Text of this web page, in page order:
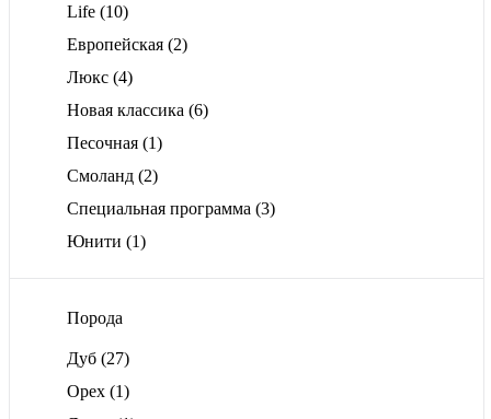
Life (10)
Европейская (2)
Люкс (4)
Новая классика (6)
Песочная (1)
Смоланд (2)
Специальная программа (3)
Юнити (1)
Порода
Дуб (27)
Орех (1)